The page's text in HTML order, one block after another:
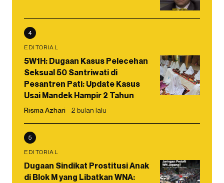
4
EDITORIAL
5W1H: Dugaan Kasus Pelecehan
Seksual 50 Santriwati di
Pesantren Pati: Update Kasus
Usai Mandek Hampir 2 Tahun
Risma Azhari 2 bulan lalu
5
EDITORIAL
Dugaan Sindikat Prostitusi Anak
di Blok M yang Libatkan WNA: